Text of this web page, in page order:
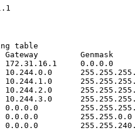
table
Genmask
0.0.0.0
10.244.0.0
10.244.1.0
10.244.2.0
10.244.3.0
0.0.0.0
0.0.0.0
0.0.0.0